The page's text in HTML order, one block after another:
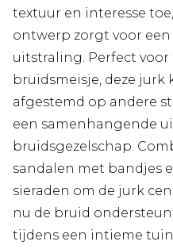
textuur en interesse
ontwerp zorgt voor
uitstraling. Perfect
bruidsmeisje, deze
afgestemd op andere
een samenhangende
bruidsgezelschap.
sandalen met bandjes
sieraden om de jurk
nu de bruid
tijdens een intieme